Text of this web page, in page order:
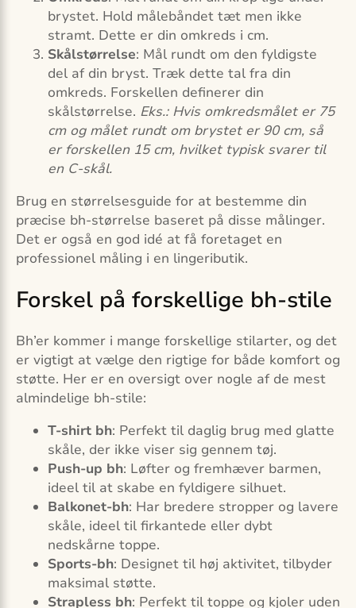
brystet. Hold målebåndet tæt men ikke
stramt. Dette er din omkreds i cm.
Skålstørrelse: Mål rundt om den fyldigste
del af din bryst. Træk dette tal fra din
omkreds. Forskellen definerer din
skålstørrelse. Eks.: Hvis omkredsmålet er 75
cm og målet rundt om brystet er 90 cm, så
er forskellen 15 cm, hvilket typisk svarer til
en C-skål.
Brug en størrelsesguide for at bestemme din
præcise bh-størrelse baseret på disse målinger.
Det er også en god idé at få foretaget en
professionel måling i en lingeributik.
Forskel på forskellige bh-stile
Bh’er kommer i mange forskellige stilarter, og det
er vigtigt at vælge den rigtige for både komfort og
støtte. Her er en oversigt over nogle af de mest
almindelige bh-stile:
T-shirt bh: Perfekt til daglig brug med glatte
skåle, der ikke viser sig gennem tøj.
Push-up bh: Løfter og fremhæver barmen,
ideel til at skabe en fyldigere silhuet.
Balkonet-bh: Har bredere stropper og lavere
skåle, ideel til firkantede eller dybt
nedskårne toppe.
Sports-bh: Designet til høj aktivitet, tilbyder
maksimal støtte.
Strapless bh: Perfekt til toppe og kjoler uden